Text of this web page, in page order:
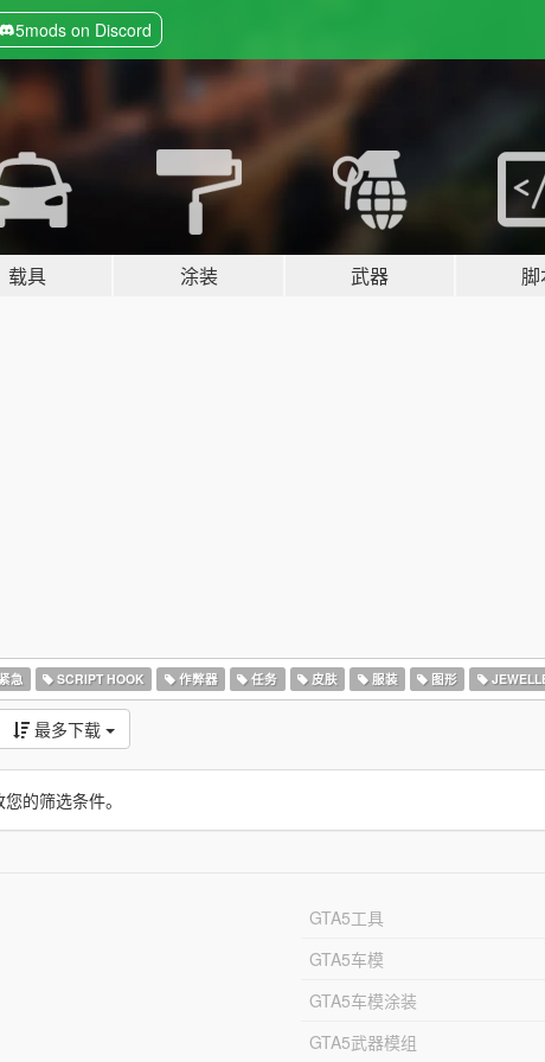
5mods on Discord
载具 涂装 武器
急 SCRIPT HOOK 作弊器 任务 皮肤 服装 图形
最多下载
的筛选条件。
GTA5工具
GTA5车模
GTA5车模涂装
GTA5武器模组